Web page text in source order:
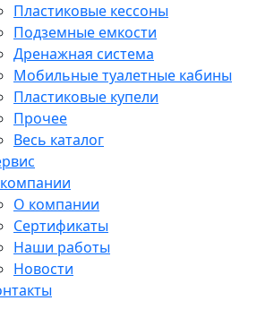
Пластиковые кессоны
Подземные емкости
Дренажная система
Мобильные туалетные кабины
Пластиковые купели
Прочее
Весь каталог
О компании
Сертификаты
Наши работы
Новости